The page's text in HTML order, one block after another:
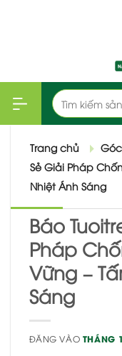
Tìm
kiếm:
Trang chủ
Sẻ Giải Pháp
Nhiệt Ánh Sáng
Báo
Pháp
Vững –
Sáng
ĐĂNG VÀO THÁNG